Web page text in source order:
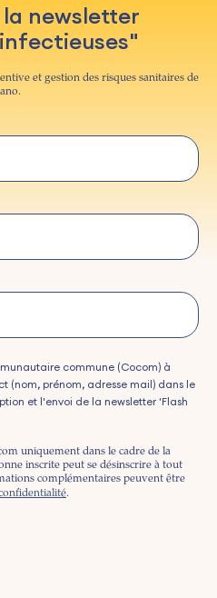
newsletter
et gestion des risques sanitaires de
commune (Cocom) à
(nom, prénom, adresse mail) dans le
et l'envoi de la newsletter 'Flash
uniquement dans le cadre de la
inscrite peut se désinscrire à tout
complémentaires peuvent être
.